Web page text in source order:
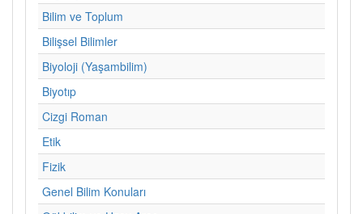
Bilim ve Toplum
Bilişsel Bilimler
Biyoloji (Yaşambilim)
Biyotıp
Cizgi Roman
Etik
Fizik
Genel Bilim Konuları